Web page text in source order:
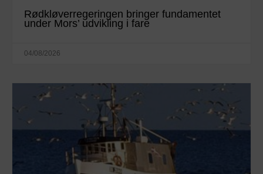
Rødkløverregeringen bringer fundamentet
under Mors’ udvikling i fare
04/08/2026